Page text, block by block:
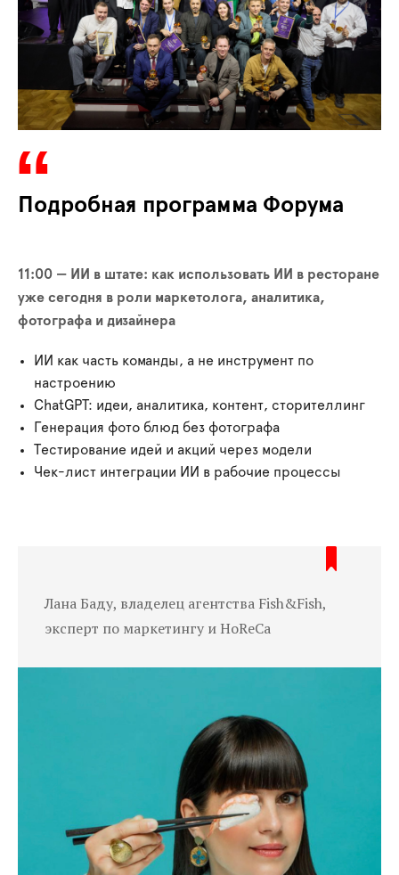
Подробная программа Форума
11:00 — ИИ в штате: как использовать ИИ в ресторане
уже сегодня в роли маркетолога, аналитика,
фотографа и дизайнера
ИИ как часть команды, а не инструмент по
настроению
ChatGPT: идеи, аналитика, контент, сторителлинг
Генерация фото блюд без фотографа
Тестирование идей и акций через модели
Чек-лист интеграции ИИ в рабочие процессы
Лана Баду, владелец агентства Fish&Fish,
эксперт по маркетингу и HoReCa